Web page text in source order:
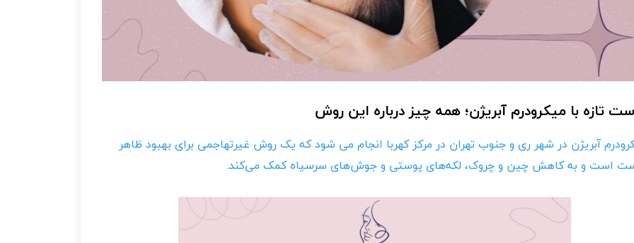
تازه با میکرودرم آبریژن؛ همه چیز درباره این روش
آبریژن در شهر ری و جنوب تهران در مرکز کهربا انجام می شود که یک روش غیرتهاجمی برای بهبود ظاهر
است و به کاهش چین و چروک، لکه‌های پوستی و جوش‌های سرسیاه کمک می‌کند.